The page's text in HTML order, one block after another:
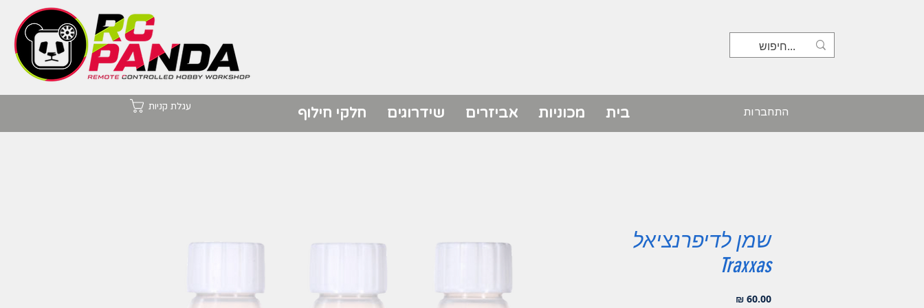
עגלת קניות בית מכוניות אביזרים שידרוגים חלקי חילוף התחברות
שמן לדיפרנציאל
Traxxas